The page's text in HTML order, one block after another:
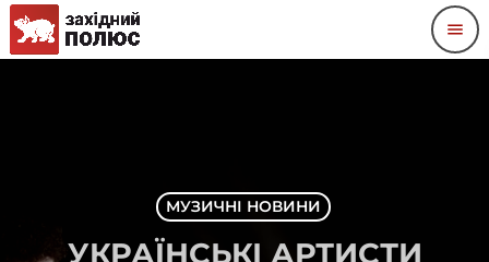
menu
МУЗИЧНІ НОВИНИ
УКРАЇНСЬКІ АРТИСТИ